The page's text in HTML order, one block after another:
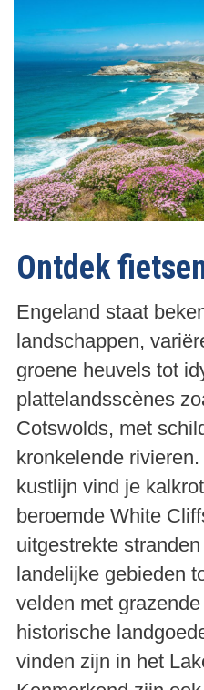
e
p
a
g
i
n
a
Ontdek
Engeland staat
landschappen,
groene heuvels tot
plattelandsscènes
Cotswolds, met
kronkelende
kustlijn vind je
beroemde White
uitgestrekte
landelijke gebieden
velden met
historische
vinden zijn in het